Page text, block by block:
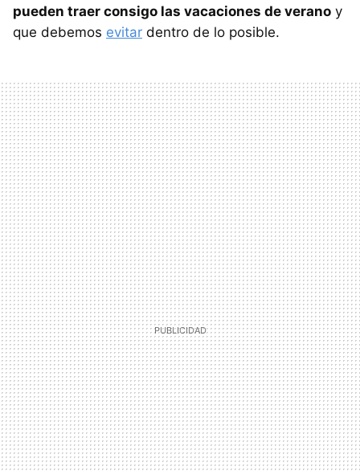
pueden traer consigo las vacaciones de verano y
que debemos evitar dentro de lo posible.